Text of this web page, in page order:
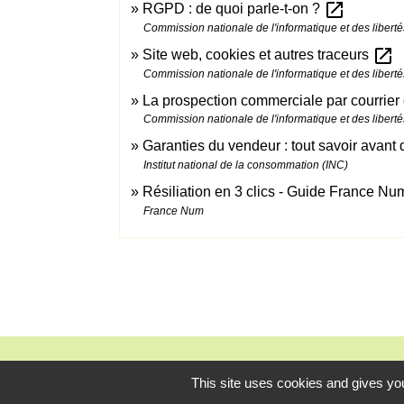
RGPD : de quoi parle-t-on ? open_in_new
Commission nationale de l'informatique et des
Site web, cookies et autres traceurs open_in_new
Commission nationale de l'informatique et des
La prospection commerciale par
Commission nationale de l'informatique et des
Garanties du vendeur : tout savoir avant
Institut national de la consommation (INC)
Résiliation en 3 clics - Guide France
France Num
This site uses cookies and gives